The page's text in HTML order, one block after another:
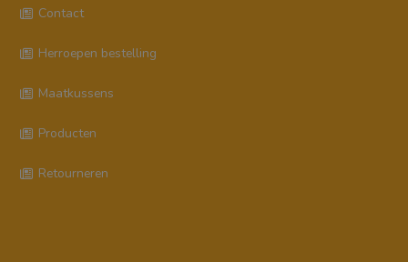
Contact
Herroepen bestelling
Maatkussens
Producten
Retourneren